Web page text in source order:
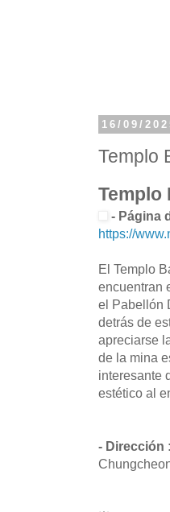
16/09/
Templo
Templo
- Página
https://
El Templo
encuentran
el Pabellón
detrás de
apreciarse
de la mina
interesante
estético al
- Dirección :